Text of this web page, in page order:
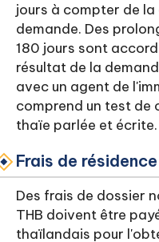
jours à compter de
demande. Des
180 jours sont
résultat de la
avec un agent de
comprend un test de
thaïe parlée et écrite.
Frais de
Des frais de dossier
THB doivent être
thaïlandais pour